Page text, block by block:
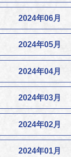
2024年06月
2024年05月
2024年04月
2024年03月
2024年02月
2024年01月